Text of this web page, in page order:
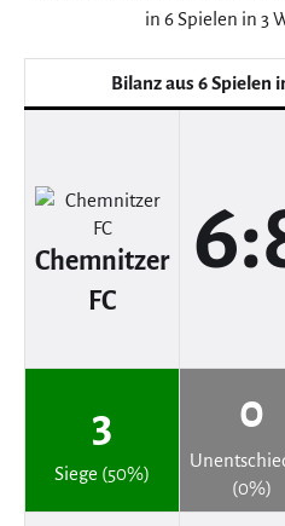
in 6 Spielen in 3
Bilanz aus 6 Spielen
Chemnitzer
FC
3
Siege (50%)
0
(0%)